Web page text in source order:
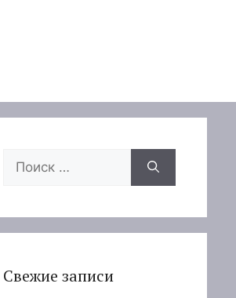
Поиск:
Свежие записи